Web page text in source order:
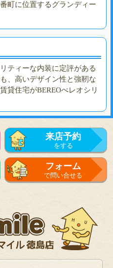
町に位置するグランディー
ティーな内装に定評がある
、高いデザイン性と強靭な
貸住宅がBEREOべレオシリ
来店予約
をする
フォーム
で問い合せる